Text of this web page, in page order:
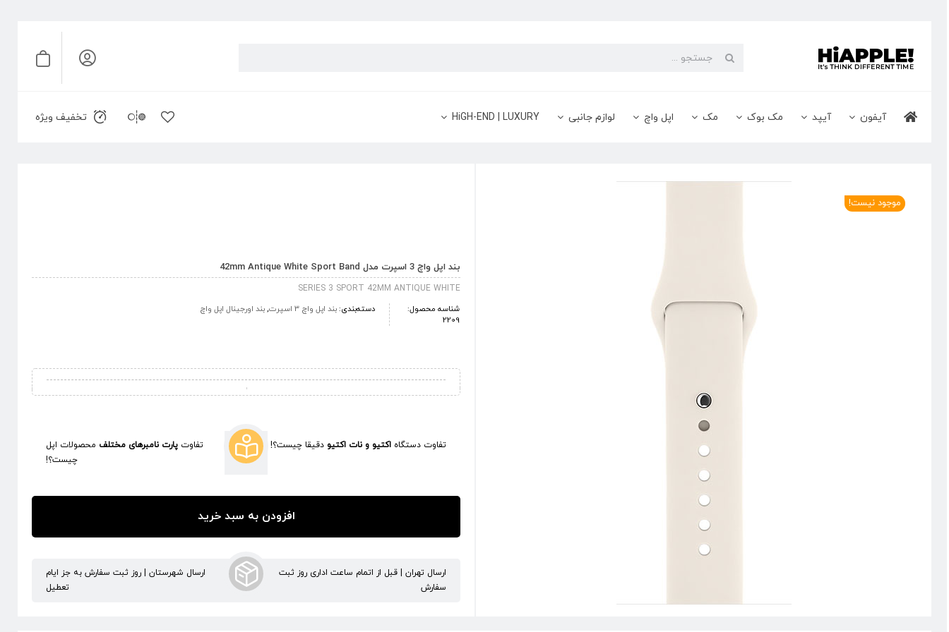
content
جستجو
آیفون آیپد مک بوک مک اپل واچ لوازم جانبی HiGH-END | LUXURY تخفیف ویژه
موجود نیست!
بند اپل واچ 3 اسپرت مدل 42mm Antique White Sport Band
SERIES 3 SPORT 42MM ANTIQUE WHITE
شناسه محصول:
2209
دسته‌بندی:بند اپل واچ 3 اسپرت ,بند اورجینال اپل واچ
تفاوت دستگاه اکتیو و نات اکتیو دقیقا چیست؟! تفاوت پارت نامبرهای مختلف محصولات اپل
چیست؟!
افزودن به سبد خرید
ارسال تهران | قبل از اتمام ساعت اداری روز ثبت
سفارش
ارسال شهرستان | روز ثبت سفارش به جز ایام
تعطیل